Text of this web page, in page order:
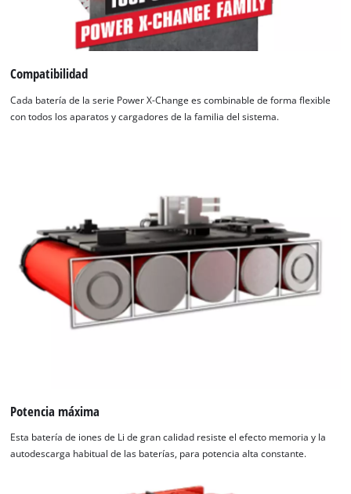
Compatibilidad
Cada batería de la serie Power X-Change es combinable de forma flexible
con todos los aparatos y cargadores de la familia del sistema.
Potencia máxima
Esta batería de iones de Li de gran calidad resiste el efecto memoria y la
autodescarga habitual de las baterías, para potencia alta constante.